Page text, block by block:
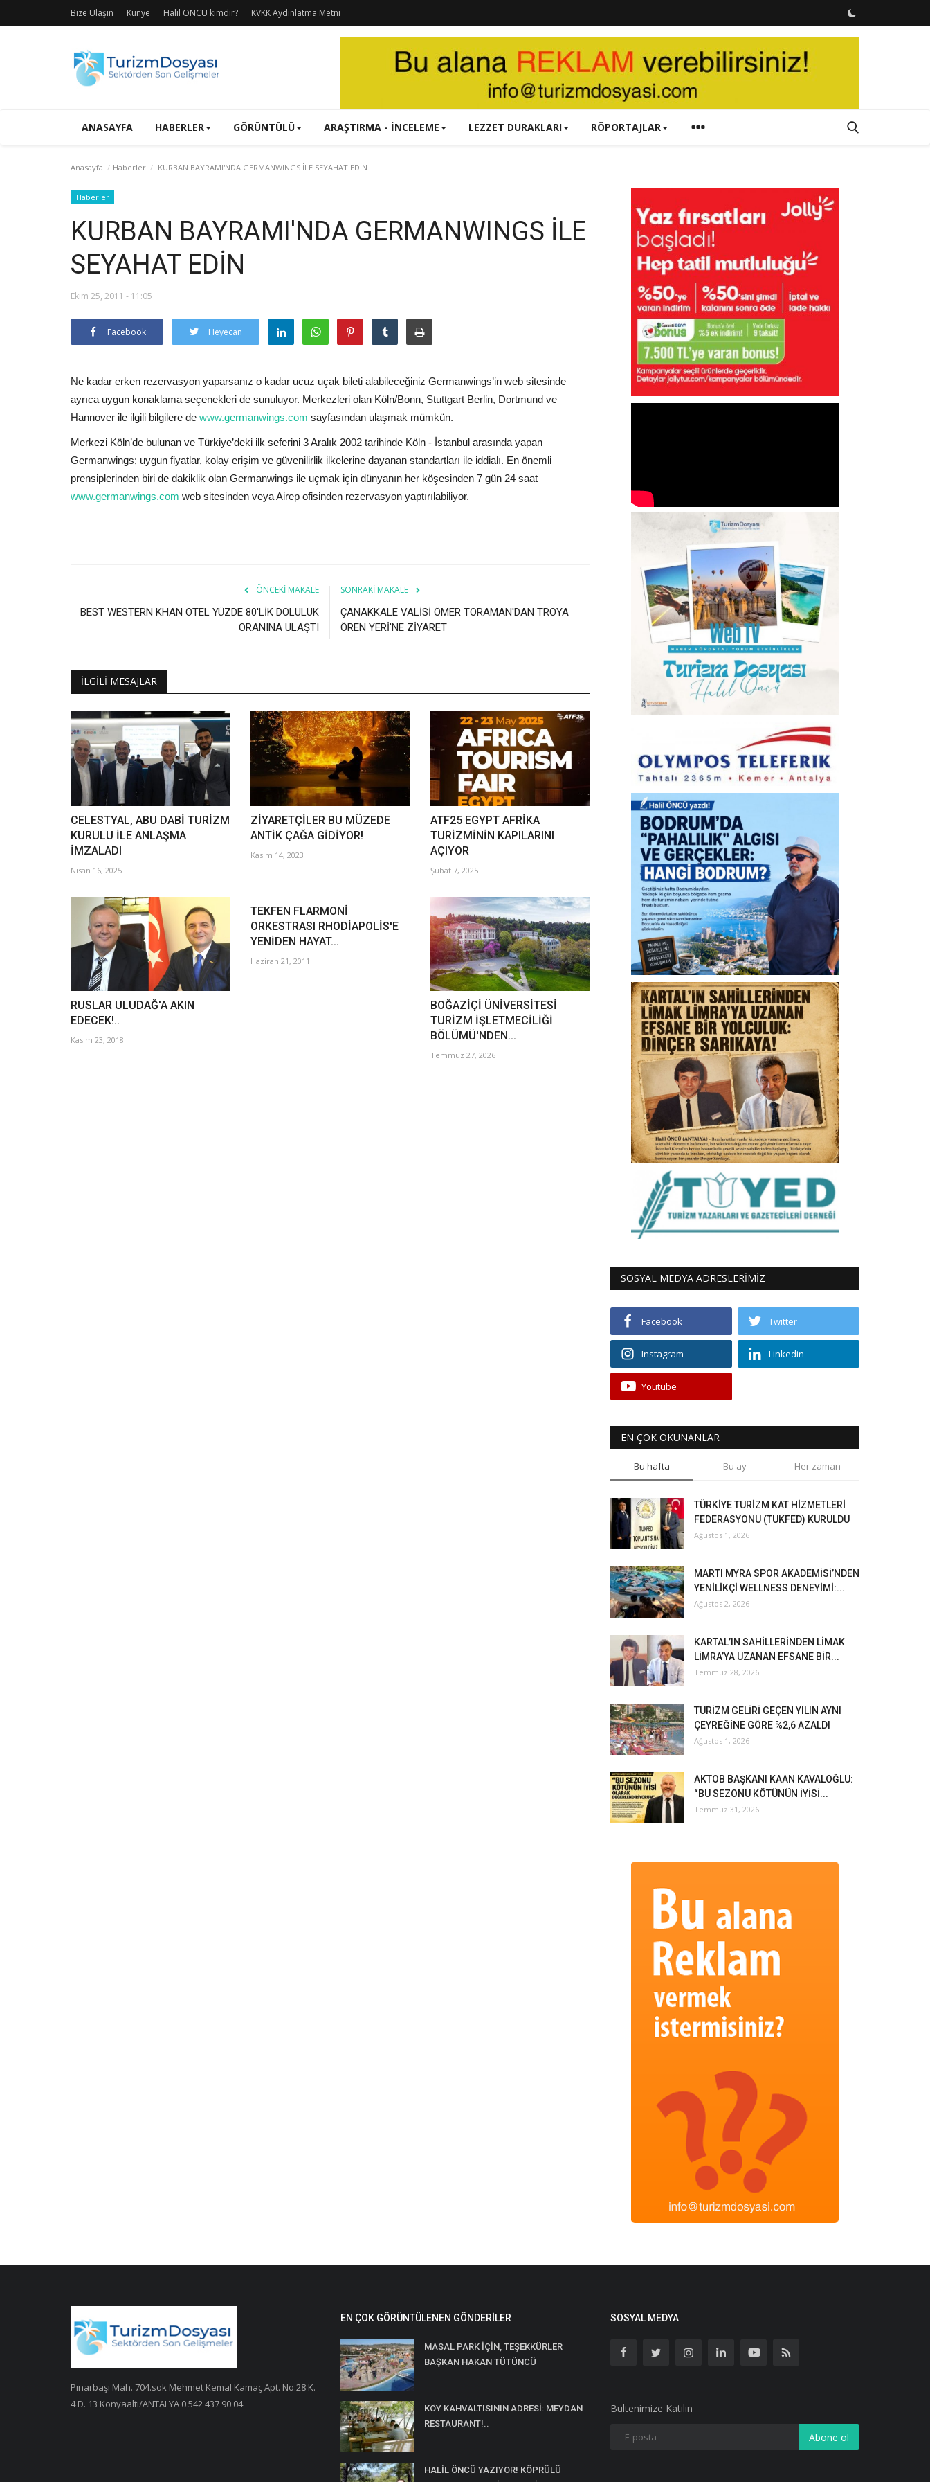
Bize Ulaşın Künye Halil ÖNCÜ kimdir? KVKK Aydınlatma Metni
ANASAYFA HABERLER GÖRÜNTÜLÜ ARAŞTIRMA - İNCELEME LEZZET DURAKLARI RÖPORTAJLAR
Anasayfa Haberler KURBAN BAYRAMI'NDA GERMANWINGS İLE SEYAHAT EDİN
Haberler
KURBAN BAYRAMI'NDA GERMANWINGS İLE
SEYAHAT EDİN
Ekim 25, 2011 - 11:05
Facebook Heyecan
Ne kadar erken rezervasyon yaparsanız o kadar ucuz uçak bileti alabileceğiniz Germanwings’in web sitesinde
ayrıca uygun konaklama seçenekleri de sunuluyor. Merkezleri olan Köln/Bonn, Stuttgart Berlin, Dortmund ve
Hannover ile ilgili bilgilere de www.germanwings.com sayfasından ulaşmak mümkün.
Merkezi Köln’de bulunan ve Türkiye’deki ilk seferini 3 Aralık 2002 tarihinde Köln - İstanbul arasında yapan
Germanwings; uygun fiyatlar, kolay erişim ve güvenilirlik ilkelerine dayanan standartları ile iddialı. En önemli
prensiplerinden biri de dakiklik olan Germanwings ile uçmak için dünyanın her köşesinden 7 gün 24 saat
www.germanwings.com web sitesinden veya Airep ofisinden rezervasyon yaptırılabiliyor.
ÖNCEKI MAKALE
BEST WESTERN KHAN OTEL YÜZDE 80'LİK DOLULUK
ORANINA ULAŞTI
SONRAKI MAKALE
ÇANAKKALE VALİSİ ÖMER TORAMAN'DAN TROYA
ÖREN YERİ'NE ZİYARET
İLGILI MESAJLAR
CELESTYAL, ABU DABİ TURİZM
KURULU İLE ANLAŞMA
İMZALADI
Nisan 16, 2025
ZİYARETÇİLER BU MÜZEDE
ANTİK ÇAĞA GİDİYOR!
Kasım 14, 2023
ATF25 EGYPT AFRİKA
TURİZMİNİN KAPILARINI
AÇIYOR
Şubat 7, 2025
RUSLAR ULUDAĞ'A AKIN
EDECEK!..
Kasım 23, 2018
TEKFEN FLARMONİ
ORKESTRASI RHODİAPOLİS'E
YENİDEN HAYAT...
Haziran 21, 2011
BOĞAZİÇİ ÜNİVERSİTESİ
TURİZM İŞLETMECİLİĞİ
BÖLÜMÜ'NDEN...
Temmuz 27, 2026
SOSYAL MEDYA ADRESLERİMİZ
Facebook Twitter
Instagram Linkedin
Youtube
EN ÇOK OKUNANLAR
Bu hafta Bu ay Her zaman
TÜRKİYE TURİZM KAT HİZMETLERİ
FEDERASYONU (TUKFED) KURULDU
Ağustos 1, 2026
MARTI MYRA SPOR AKADEMİSİ’NDEN
YENİLİKÇİ WELLNESS DENEYİMİ:...
Ağustos 2, 2026
KARTAL’IN SAHİLLERİNDEN LİMAK
LİMRA’YA UZANAN EFSANE BİR...
Temmuz 28, 2026
TURİZM GELİRİ GEÇEN YILIN AYNI
ÇEYREĞİNE GÖRE %2,6 AZALDI
Ağustos 1, 2026
AKTOB BAŞKANI KAAN KAVALOĞLU:
“BU SEZONU KÖTÜNÜN İYİSİ...
Temmuz 31, 2026
Pınarbaşı Mah. 704.sok Mehmet Kemal Kamaç Apt. No:28 K.
4 D. 13 Konyaaltı/ANTALYA 0 542 437 90 04
EN ÇOK GÖRÜNTÜLENEN GÖNDERILER
MASAL PARK İÇİN, TEŞEKKÜRLER
BAŞKAN HAKAN TÜTÜNCÜ
KÖY KAHVALTISININ ADRESİ: MEYDAN
RESTAURANT!..
HALİL ÖNCÜ YAZIYOR! KÖPRÜLÜ
SOSYAL MEDYA
Bültenimize Katılın
Abone ol